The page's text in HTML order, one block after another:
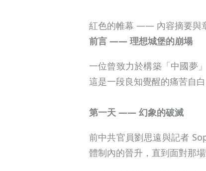
紅色的帷幕 —— 內容摘要與
前言 —— 理想城堡的崩塌
一位曾致力於構築「中國夢
這是一段良知覺醒的痛苦自
第一天 —— 幻象的破滅
前中共官員劉思遠與記者
體制內的晉升，直到面對那場